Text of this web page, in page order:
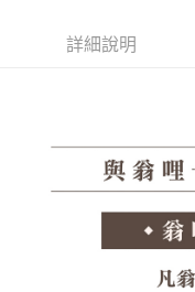
※ 交易是否成功請以「
１．透過由恩沛科技股份有
易，需依本服務之必要範圍
權轉讓予恩沛科技股份有限
２．關於個人資料處理事宜
https://aftee.tw/terms/#terms3
３．未成年的使用者請事先
「AFTEE先享後付」，若
付款後7-11取貨
每筆NT$100，滿
郵局(離島專用)
每筆NT$125，滿
詳細說明